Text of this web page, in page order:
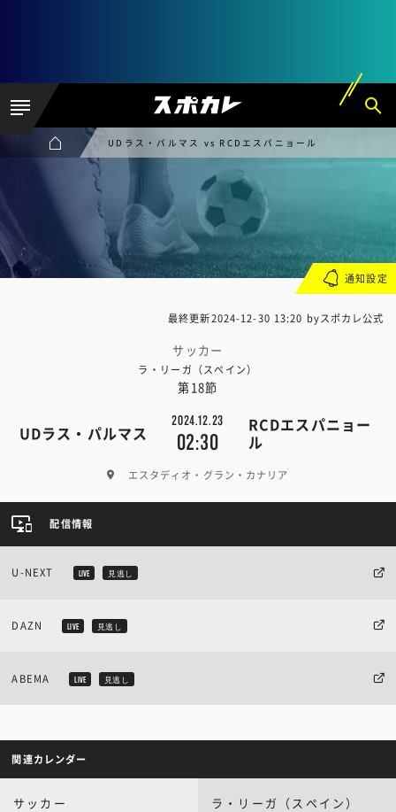
UDラス・パルマス vs RCDエスパニョール
最終更新2024-12-30 13:20 byスポカレ公式
サッカー
ラ・リーガ（スペイン）
第18節
UDラス・パルマス
2024.12.23
02:30
RCDエスパニョー
ル
エスタディオ・グラン・カナリア
通知設定
配信情報
U-NEXT LIVE 見逃し
DAZN LIVE 見逃し
ABEMA LIVE 見逃し
関連カレンダー
サッカー ラ・リーガ（スペイン）